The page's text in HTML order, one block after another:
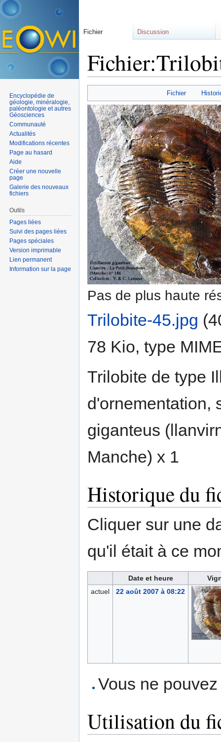
Fichier
Pas de plus haute
Trilobite-45.jpg
78 Kio, type
Trilobite de type
d'ornementation,
giganteus
Manche) x 1
Historique du
Cliquer sur une
qu'il était à ce
Date et heure
actuel
22 août 2007 à 08:22
Vous ne
Utilisation du
Fichier Discussion
Encyclopédie de
géologie, minéralogie,
paléontologie et autres
Géosciences
Communauté
Actualités
Modifications récentes
Page au hasard
Aide
Créer une nouvelle
page
Galerie des nouveaux
fichiers
Outils
Pages liées
Suivi des pages liées
Pages spéciales
Version imprimable
Lien permanent
Information sur la page